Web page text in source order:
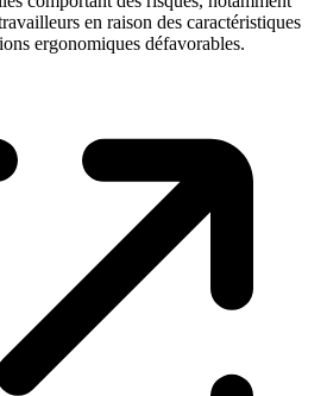
en raison des caractéristiques
ergonomiques défavorables.